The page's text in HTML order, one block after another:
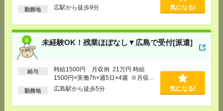
勤務地 広駅から徒歩9分 気になる!
未経験OK！残業ほぼなし▼広島で受付[派遣]
給与
時給1500円 月収例 21万円 時給
1500円×実働7h×週5日×4週 ※月収例
を保証するものではありません。※給
勤務地 広島駅から徒歩5分 気になる!
未経験OK！残業ほぼなし▼広島で受付[派遣]
[給 与]時給1500円 月収例 21万円 時給1500円×
実働7h×週5日×4週 ※月収例を保証するものではあ
りません。※給与即受取りサービス利用可（利用条
件有）
1ヶ月3万円を上限として実費支給
[月収例]20～25万円
広島駅から徒歩5分